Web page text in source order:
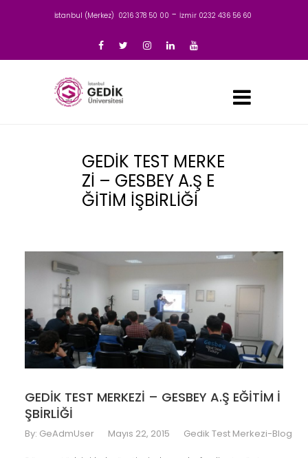
İstanbul (Merkez) 0216 378 50 00 - İzmir 0232 436 56 60
GEDİK TEST MERKE
Zİ – GESBEY A.Ş E
ĞİTİM İŞBİRLİĞİ
GEDİK TEST MERKEZİ – GESBEY A.Ş EĞİTİM İ
ŞBİRLİĞİ
By: GeAdmUser Mayıs 22, 2015 Gedik Test Merkezi-Blog